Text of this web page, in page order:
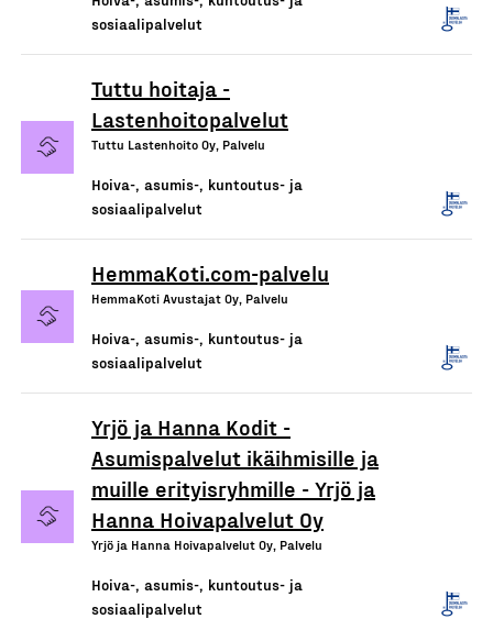
sosiaalipalvelut
Tuttu hoitaja -
Lastenhoitopalvelut
Tuttu Lastenhoito Oy, Palvelu
Hoiva-, asumis-, kuntoutus- ja
sosiaalipalvelut
HemmaKoti.com-palvelu
HemmaKoti Avustajat Oy, Palvelu
Hoiva-, asumis-, kuntoutus- ja
sosiaalipalvelut
Yrjö ja Hanna Kodit -
Asumispalvelut ikäihmisille ja
muille erityisryhmille - Yrjö ja
Hanna Hoivapalvelut Oy
Yrjö ja Hanna Hoivapalvelut Oy, Palvelu
Hoiva-, asumis-, kuntoutus- ja
sosiaalipalvelut